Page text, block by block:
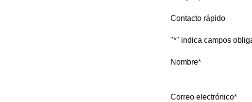
Contacto rápido
"*" indica campos
Nombre*
Correo electrónico*